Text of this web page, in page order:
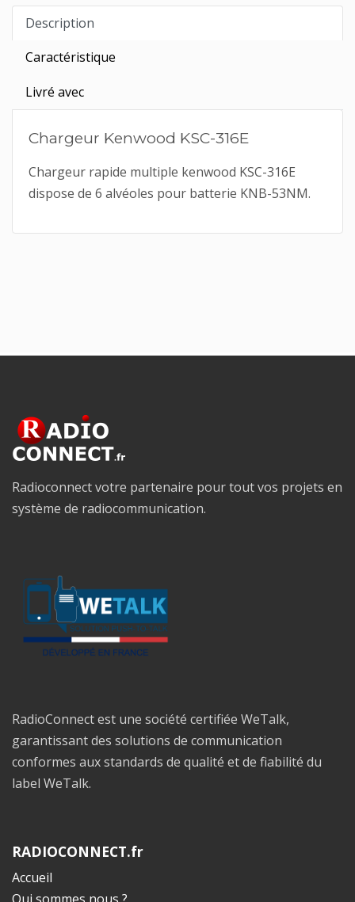
Description
Caractéristique
Livré avec
Chargeur Kenwood KSC-316E
Chargeur rapide multiple kenwood KSC-316E
dispose de 6 alvéoles pour batterie KNB-53NM.
Radioconnect votre partenaire pour tout vos projets en
système de radiocommunication.
RadioConnect est une société certifiée WeTalk,
garantissant des solutions de communication
conformes aux standards de qualité et de fiabilité du
label WeTalk.
RADIOCONNECT.fr
Accueil